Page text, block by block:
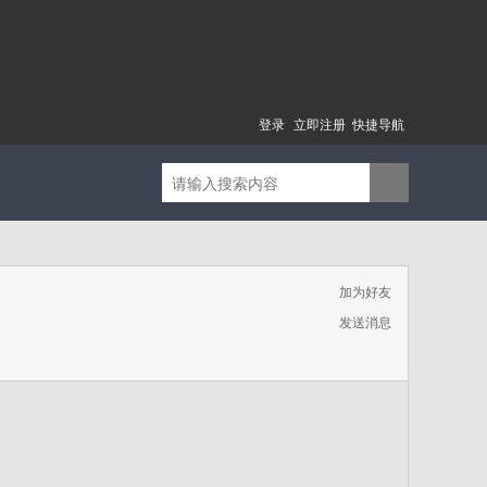
快捷导航
登录 立即注册
加为好友
发送消息